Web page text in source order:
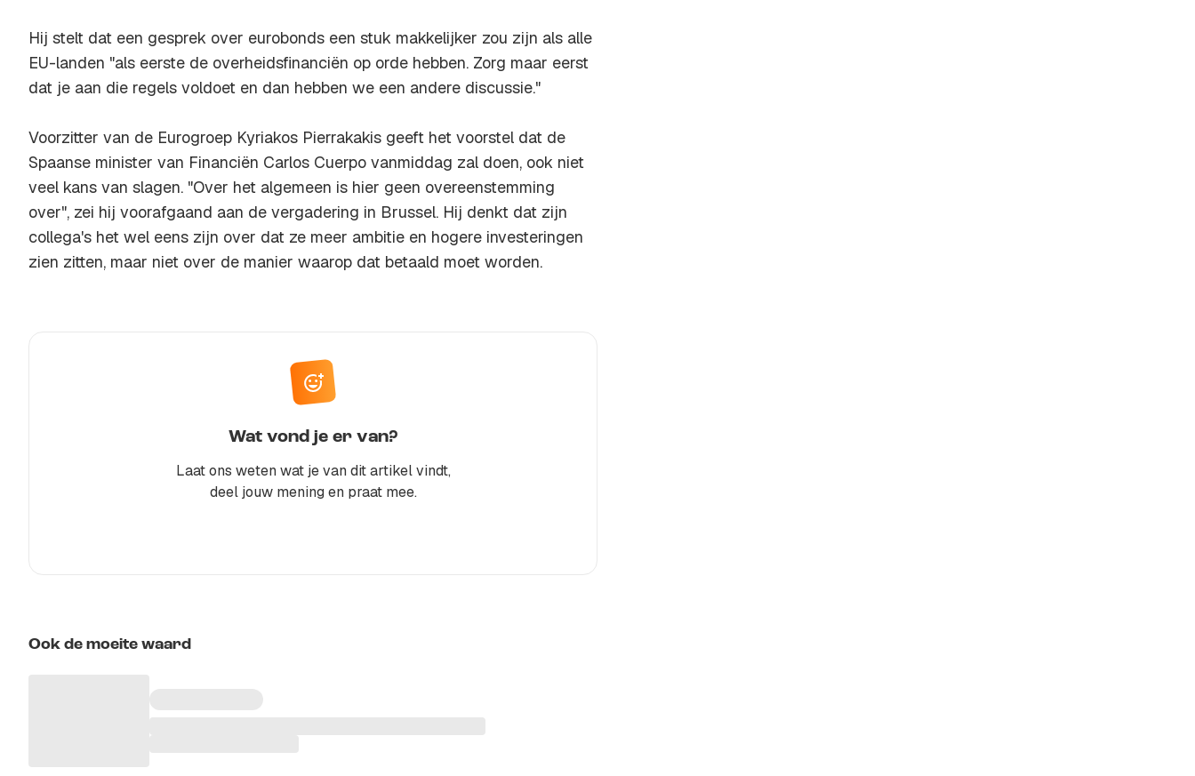
Hij stelt dat een gesprek over eurobonds een stuk makkelijker zou zijn als alle
EU-landen "als eerste de overheidsfinanciën op orde hebben. Zorg maar eerst
dat je aan die regels voldoet en dan hebben we een andere discussie."
Voorzitter van de Eurogroep Kyriakos Pierrakakis geeft het voorstel dat de
Spaanse minister van Financiën Carlos Cuerpo vanmiddag zal doen, ook niet
veel kans van slagen. "Over het algemeen is hier geen overeenstemming
over", zei hij voorafgaand aan de vergadering in Brussel. Hij denkt dat zijn
collega's het wel eens zijn over dat ze meer ambitie en hogere investeringen
zien zitten, maar niet over de manier waarop dat betaald moet worden.
Wat vond je er van?
Laat ons weten wat je van dit artikel vindt,
deel jouw mening en praat mee.
Ook de moeite waard